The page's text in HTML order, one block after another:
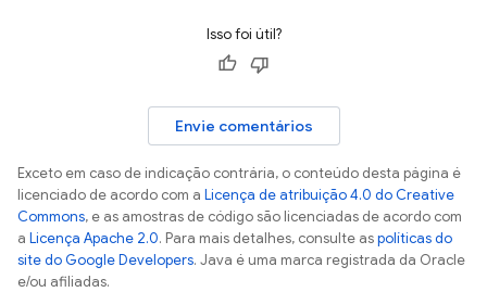
Isso foi útil?
Envie comentários
Exceto em caso de indicação contrária, o conteúdo desta página é
licenciado de acordo com a Licença de atribuição 4.0 do Creative
Commons, e as amostras de código são licenciadas de acordo com
a Licença Apache 2.0. Para mais detalhes, consulte aspolíticas do
site do Google Developers. Java é uma marca registrada da Oracle
e/ou afiliadas.